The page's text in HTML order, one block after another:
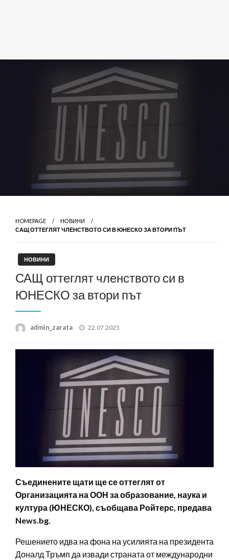
HOMEPAGE
НОВИНИ
САЩ ОТТЕГЛЯТ ЧЛЕНСТВОТО СИ В ЮНЕСКО ЗА ВТОРИ ПЪТ
НОВИНИ
САЩ оттеглят членството си в
ЮНЕСКО за втори път
admin_zarata
Posted
22.07.2025
Съединените щати ще се оттеглят от
Организацията на ООН за образование, наука и
култура (ЮНЕСКО), съобщава Ройтерс, предава
News.bg.
Решението идва на фона на усилията на президента
Доналд Тръмп да извади страната от международни